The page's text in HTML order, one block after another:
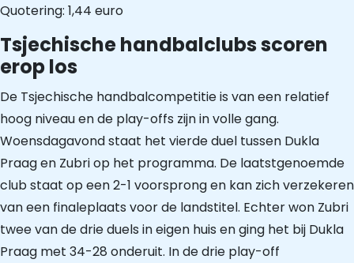
Quotering: 1,44 euro
Tsjechische handbalclubs scoren
erop los
De Tsjechische handbalcompetitie is van een relatief
hoog niveau en de play-offs zijn in volle gang.
Woensdagavond staat het vierde duel tussen Dukla
Praag en Zubri op het programma. De laatstgenoemde
club staat op een 2-1 voorsprong en kan zich verzekeren
van een finaleplaats voor de landstitel. Echter won Zubri
twee van de drie duels in eigen huis en ging het bij Dukla
Praag met 34-28 onderuit. In de drie play-off